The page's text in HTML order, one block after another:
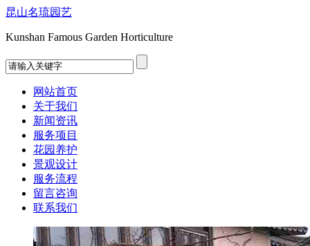
昆山名琉园艺
Kunshan Famous Garden Horticulture
网站首页
关于我们
新闻资讯
服务项目
花园养护
景观设计
服务流程
留言咨询
联系我们